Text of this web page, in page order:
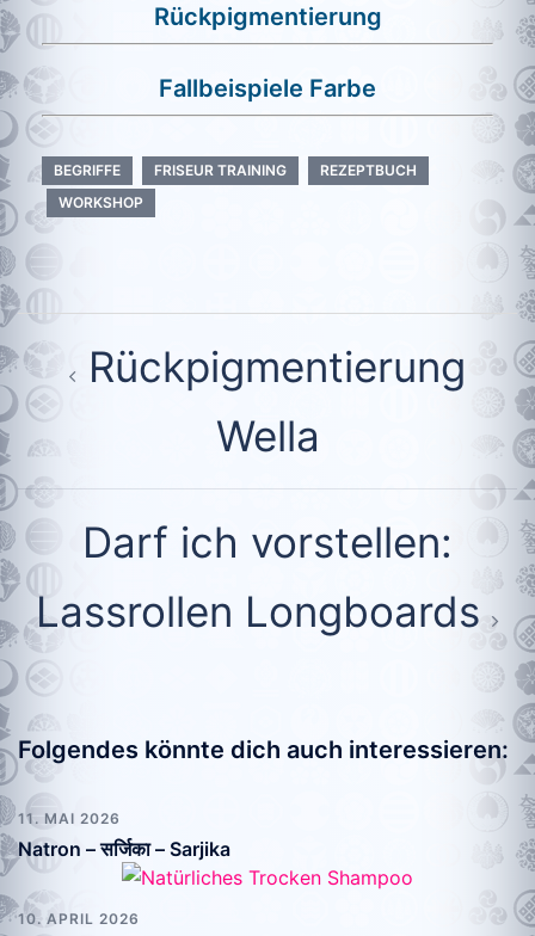
Rückpigmentierung
Fallbeispiele Farbe
BEGRIFFE FRISEUR TRAINING
REZEPTBUCH
WORKSHOP
Beitragsnavigation
Rückpigmentierung
Wella
Darf ich vorstellen:
Lassrollen Longboards
Folgendes könnte dich auch interessieren:
11. MAI 2026
Natron – सर्जिका – Sarjika
10. APRIL 2026